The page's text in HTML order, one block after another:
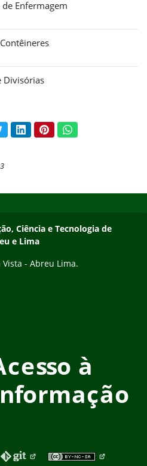
Enfermagem
Divisórias
conteúdo:
TwitterLinkedInPinterestWhatsApp
Ciência e Tecnologia de
e Lima
Vista - Abreu Lima.